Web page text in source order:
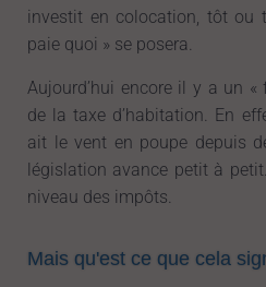
investit en colocation, tôt ou
paie quoi » se posera.
Aujourd’hui encore il y a un
de la taxe d’habitation. En
ait le vent en poupe depuis
législation avance petit à
niveau des impôts.
Mais qu'est ce que cela